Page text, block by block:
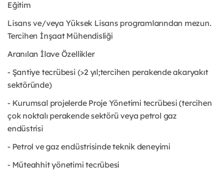
Eğitim
Lisans ve/veya Yüksek Lisans programlarından mezun.
Tercihen İnşaat Mühendisliği
Aranılan İlave Özellikler
- Şantiye tecrübesi (>2 yıl;tercihen perakende akaryakıt
sektöründe)
- Kurumsal projelerde Proje Yönetimi tecrübesi (tercihen
çok noktalı perakende sektörü veya petrol gaz
endüstrisi
- Petrol ve gaz endüstrisinde teknik deneyimi
- Müteahhit yönetimi tecrübesi